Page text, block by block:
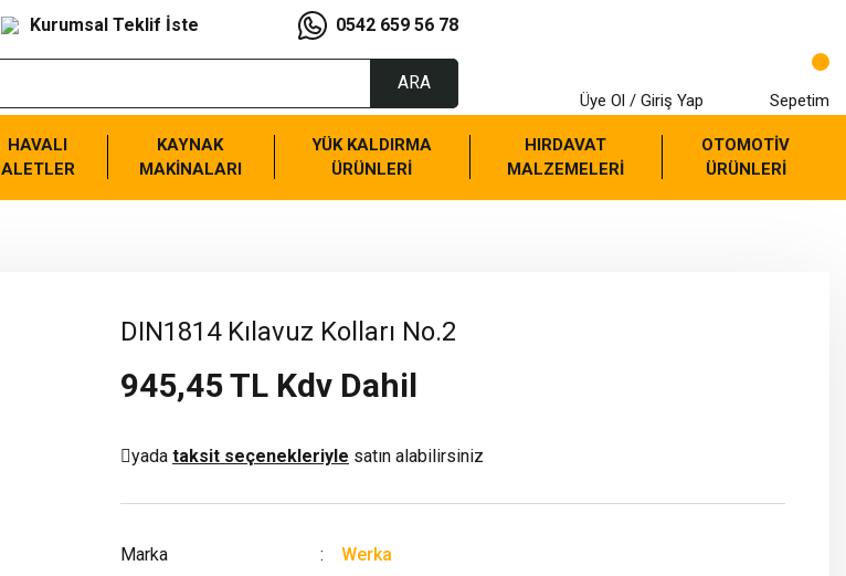
Kurumsal Teklif İste 0542 659 56 78
ARA
Üye Ol / Giriş Yap Sepetim
HAVALI
ALETLER
KAYNAK
MAKİNALARI
YÜK KALDIRMA
ÜRÜNLERİ
HIRDAVAT
MALZEMELERİ
OTOMOTİV
ÜRÜNLERİ
DIN1814 Kılavuz Kolları No.2
945,45 TL Kdv Dahil
yada taksit seçenekleriyle satın alabilirsiniz
Marka
Werka